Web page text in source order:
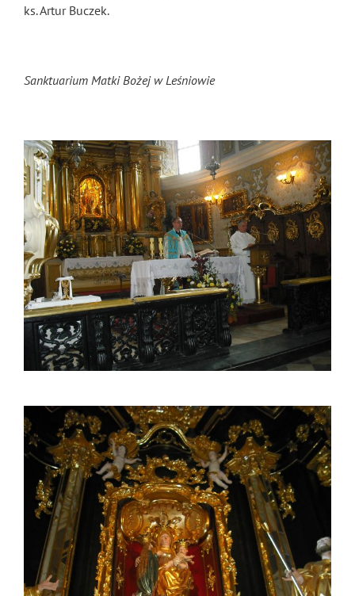
ks. Artur Buczek.
Sanktuarium Matki Bożej w Leśniowie